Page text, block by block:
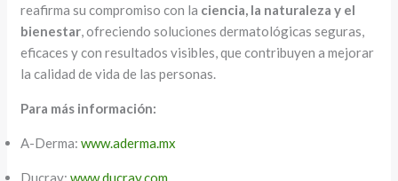
reafirma su compromiso con la ciencia, la naturaleza y el
bienestar , ofreciendo soluciones dermatológicas seguras,
eficaces y con resultados visibles, que contribuyen a mejorar
la calidad de vida de las personas.
Para más información:
A-Derma:www.aderma.mx
Ducray:www.ducray.com